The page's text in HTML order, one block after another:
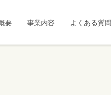
要 事業内容 よくある質問